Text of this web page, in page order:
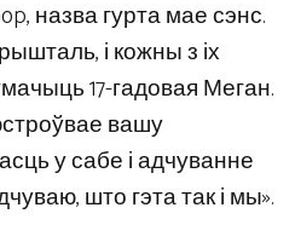
назва гурта мае сэнс.
і кожны з іх
17-гадовая Меган.
вашу
у сабе і адчуванне
што гэта так і мы».